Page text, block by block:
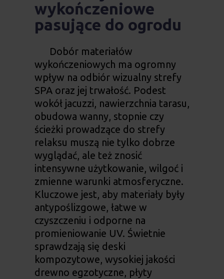
wykończeniowe
pasujące do ogrodu
Dobór materiałów
wykończeniowych ma ogromny
wpływ na odbiór wizualny strefy
SPA oraz jej trwałość. Podest
wokół jacuzzi, nawierzchnia tarasu,
obudowa wanny, stopnie czy
ścieżki prowadzące do strefy
relaksu muszą nie tylko dobrze
wyglądać, ale też znosić
intensywne użytkowanie, wilgoć i
zmienne warunki atmosferyczne.
Kluczowe jest, aby materiały były
antypoślizgowe, łatwe w
czyszczeniu i odporne na
promieniowanie UV. Świetnie
sprawdzają się deski
kompozytowe, wysokiej jakości
drewno egzotyczne, płyty